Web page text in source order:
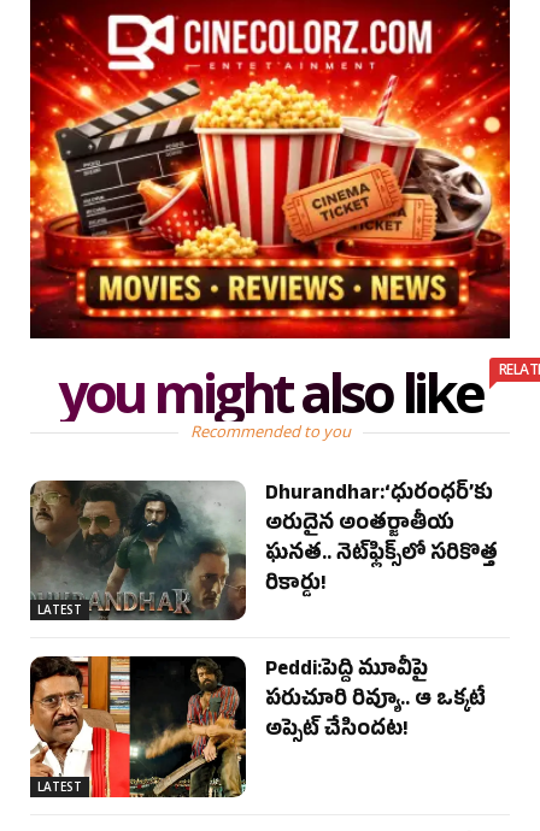
you might also like
Recommended to you
LATEST
Dhurandhar:‘ధురంధర్’కు
అరుదైన అంతర్జాతీయ
ఘనత.. నెట్‌ఫ్లిక్స్‌లో సరికొత్త
రికార్డు!
LATEST
Peddi:పెద్ది మూవీపై
పరుచూరి రివ్యూ.. ఆ ఒక్కటే
అప్సెట్ చేసిందట!